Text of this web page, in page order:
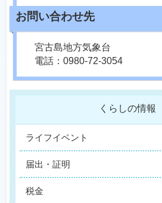
宮古島地方気象台
電話：0980-72-3054
くらしの情報
ライフイベント
届出・証明
税金